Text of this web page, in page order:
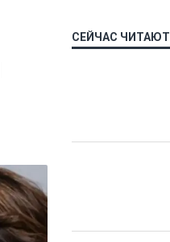
СЕЙЧАС ЧИТАЮТ